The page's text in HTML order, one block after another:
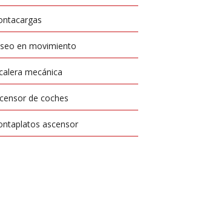
en movimiento
mecánica
de coches
ascensor